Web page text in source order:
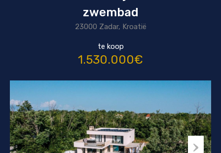
zwembad
23000 Zadar, Kroatië
te koop
1.530.000€